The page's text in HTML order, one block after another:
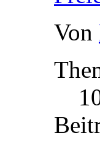
Von